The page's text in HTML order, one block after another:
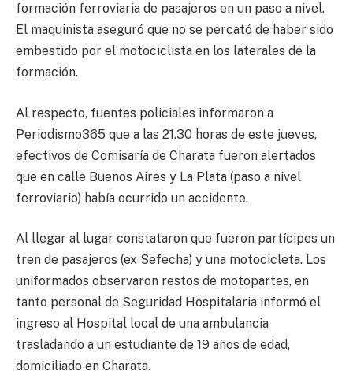
formación ferroviaria de pasajeros en un paso a nivel.
El maquinista aseguró que no se percató de haber sido
embestido por el motociclista en los laterales de la
formación.
Al respecto, fuentes policiales informaron a
Periodismo365 que a las 21.30 horas de este jueves,
efectivos de Comisaría de Charata fueron alertados
que en calle Buenos Aires y La Plata (paso a nivel
ferroviario) había ocurrido un accidente.
Al llegar al lugar constataron que fueron partícipes un
tren de pasajeros (ex Sefecha) y una motocicleta. Los
uniformados observaron restos de motopartes, en
tanto personal de Seguridad Hospitalaria informó el
ingreso al Hospital local de una ambulancia
trasladando a un estudiante de 19 años de edad,
domiciliado en Charata.